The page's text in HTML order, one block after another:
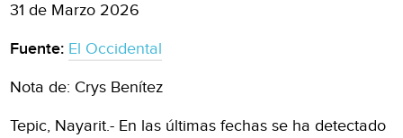
31 de Marzo 2026
Fuente: El Occidental
Nota de: Crys Benítez
Tepic, Nayarit.- En las últimas fechas se ha detectado